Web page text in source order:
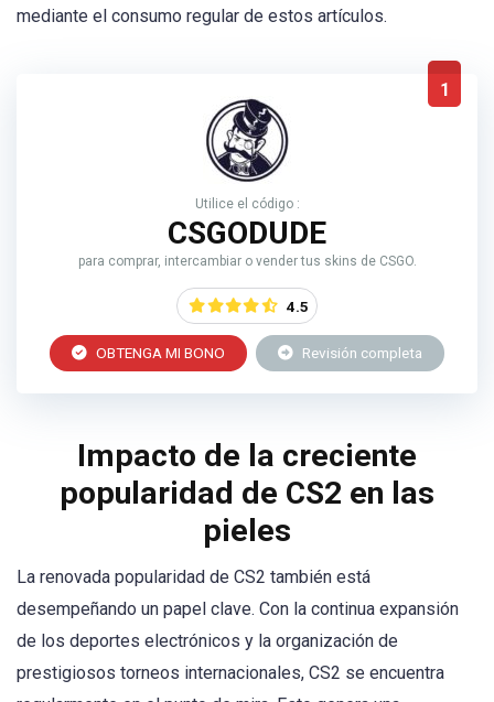
mediante el consumo regular de estos artículos.
1
Utilice el código :
CSGODUDE
para comprar, intercambiar o vender tus skins de CSGO.
4.5
OBTENGA MI BONO Revisión completa
Impacto de la creciente
popularidad de CS2 en las
pieles
La renovada popularidad de CS2 también está
desempeñando un papel clave. Con la continua expansión
de los deportes electrónicos y la organización de
prestigiosos torneos internacionales, CS2 se encuentra